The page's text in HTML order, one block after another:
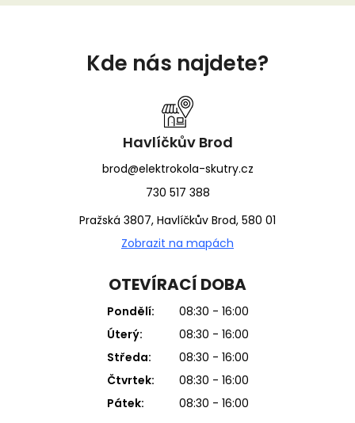
Kde nás najdete?
Havlíčkův Brod
brod@elektrokola-skutry.cz
730 517 388
Pražská 3807, Havlíčkův Brod, 580 01
Zobrazit na mapách
OTEVÍRACÍ DOBA
Pondělí:
08:30 - 16:00
Úterý:
08:30 - 16:00
Středa:
08:30 - 16:00
Čtvrtek:
08:30 - 16:00
Pátek:
08:30 - 16:00